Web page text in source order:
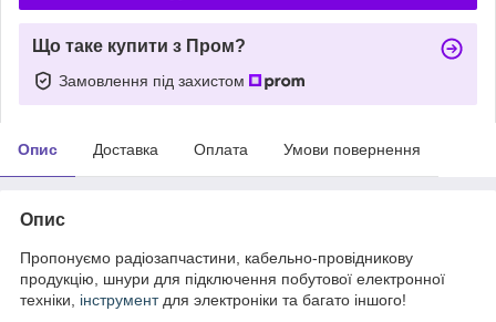
Що таке купити з Пром?
Замовлення під захистом
Опис Доставка Оплата Умови повернення
Опис
Пропонуємо радіозапчастини, кабельно-провідникову
продукцію, шнури для підключення побутової електронної
техніки, інструментдля электроніки та багато іншого!